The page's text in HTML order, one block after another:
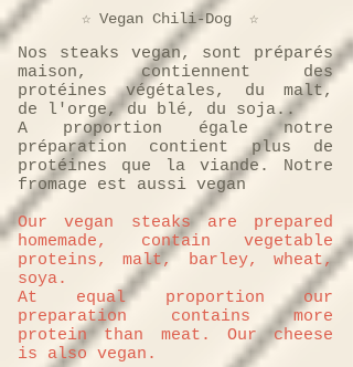
☆ Vegan Chili-Dog ☆
Nos steaks vegan, sont préparés
maison, contiennent des
protéines végétales, du malt,
de l'orge, du blé, du soja..
A proportion égale notre
préparation contient plus de
protéines que la viande. Notre
fromage est aussi vegan
Our vegan steaks are prepared
homemade, contain vegetable
proteins, malt, barley, wheat,
soya.
At equal proportion our
preparation contains more
protein than meat. Our cheese
is also vegan.